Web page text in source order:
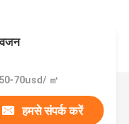
वजन
70usd/ ㎡
हमसे संपर्क करें